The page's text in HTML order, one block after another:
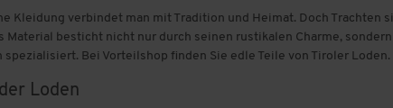
Kleidung verbindet man mit Tradition und Heimat. Doch Trachten
besticht nicht nur durch seinen rustikalen Charme,
Bei Vorteilshop finden Sie edle Teile von Tiroler Loden.
Loden